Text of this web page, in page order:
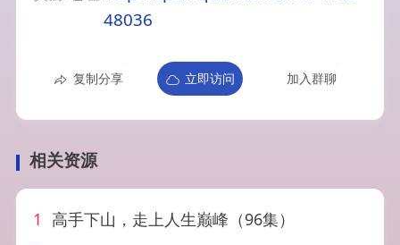
48036
复制分享 立即访问 加入群聊
相关资源
1
高手下山，走上人生巅峰（96集）